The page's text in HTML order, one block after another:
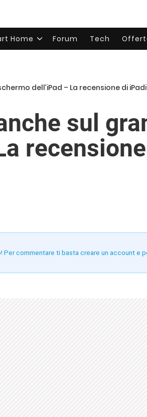
Home Forum Tech
dell’iPad – La recensione di
sul
commentare ti basta creare un account e